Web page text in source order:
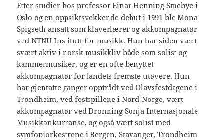
Etter studier hos professor Einar Henning Smebye i
Oslo og en oppsiktsvekkende debut i 1991 ble Mona
Spigseth ansatt som klaverlærer og akkompagnatør
ved NTNU Institutt for musikk. Hun har siden vært
svært aktiv i norsk musikkliv både som solist og
kammermusiker, og er en ofte benyttet
akkompagnatør for landets fremste utøvere. Hun
har gjentatte ganger opptrådt ved Olavsfestdagene i
Trondheim, ved festspillene i Nord-Norge, vært
akkompagnatør ved Dronning Sonja Internasjonale
Musikkonkurranse, og også vært solist med
symfoniorkestrene i Bergen, Stavanger, Trondheim